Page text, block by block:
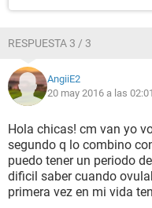
RESPUESTA 3 / 3
AngiiE2
20 may 2016 a las 02:01
Hola chicas! cm van yo
segundo q lo combino
puedo tener un periodo
dificil saber cuando
primera vez en mi vida